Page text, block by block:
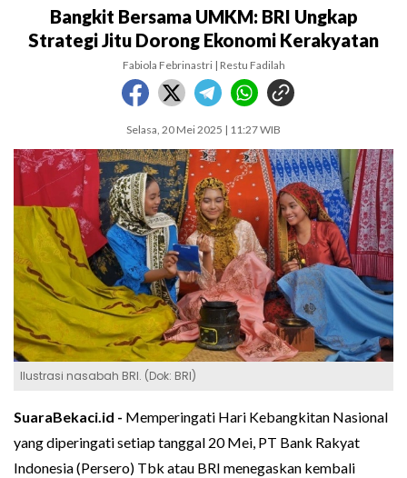
Bangkit Bersama UMKM: BRI Ungkap
Strategi Jitu Dorong Ekonomi Kerakyatan
Fabiola Febrinastri | Restu Fadilah
Selasa, 20 Mei 2025 | 11:27 WIB
Ilustrasi nasabah BRI. (Dok: BRI)
SuaraBekaci.id - Memperingati Hari Kebangkitan Nasional
yang diperingati setiap tanggal 20 Mei, PT Bank Rakyat
Indonesia (Persero) Tbk atau BRI menegaskan kembali